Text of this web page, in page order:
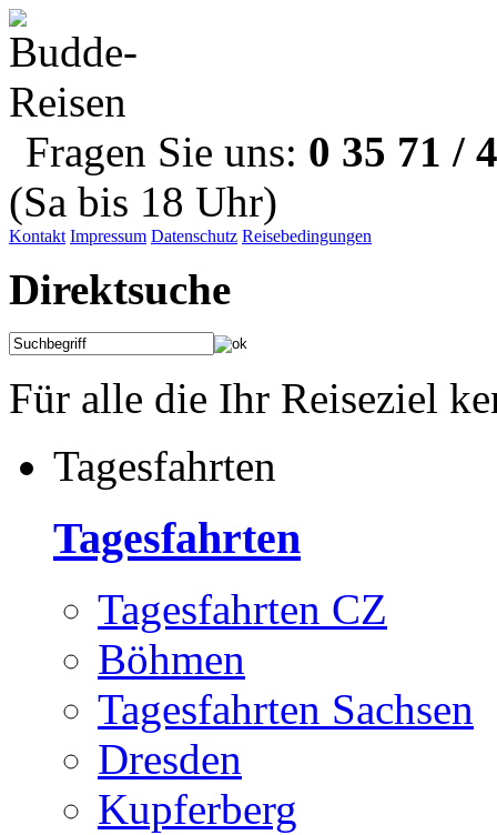
Fragen Sie uns: 0 35 71 /
(Sa bis 18 Uhr)
Kontakt Impressum Datenschutz Reisebedingungen
Direktsuche
Für alle die Ihr Reiseziel
Tagesfahrten
Tagesfahrten
Tagesfahrten CZ
Böhmen
Tagesfahrten Sachsen
Dresden
Kupferberg